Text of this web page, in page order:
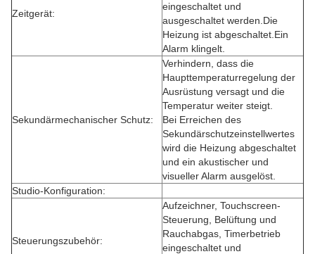
Zeitgerät:
eingeschaltet und
ausgeschaltet werden.Die
Heizung ist abgeschaltet.Ein
Alarm klingelt.
Sekundärmechanischer Schutz:
Verhindern, dass die
Haupttemperaturregelung der
Ausrüstung versagt und die
Temperatur weiter steigt.
Bei Erreichen des
Sekundärschutzeinstellwertes
wird die Heizung abgeschaltet
und ein akustischer und
visueller Alarm ausgelöst.
Studio-Konfiguration:
Steuerungszubehör:
Aufzeichner, Touchscreen-
Steuerung, Belüftung und
Rauchabgas, Timerbetrieb
eingeschaltet und